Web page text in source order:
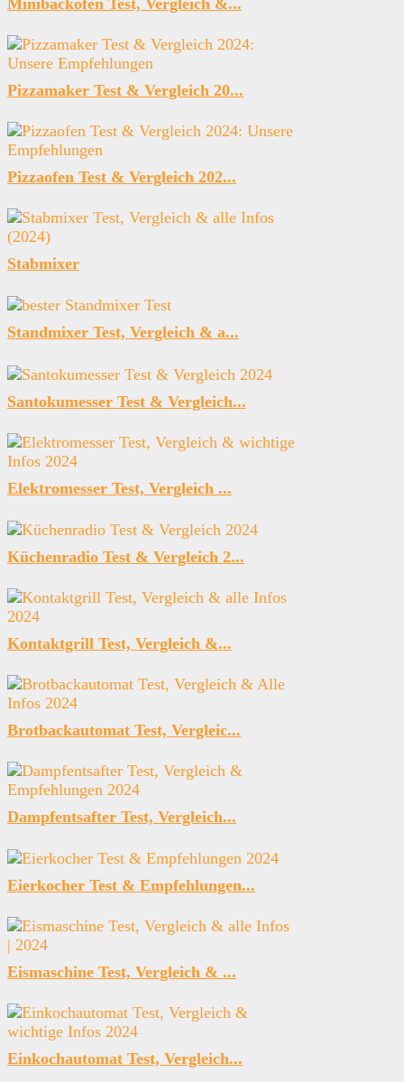
Pizzamaker Test & Vergleich 20...
Pizzaofen Test & Vergleich 202...
Stabmixer
Standmixer Test, Vergleich & a...
Santokumesser Test & Vergleich...
Elektromesser Test, Vergleich ...
Küchenradio Test & Vergleich 2...
Kontaktgrill Test, Vergleich &...
Brotbackautomat Test, Vergleic...
Dampfentsafter Test, Vergleich...
Eierkocher Test & Empfehlungen...
Eismaschine Test, Vergleich & ...
Einkochautomat Test, Vergleich...